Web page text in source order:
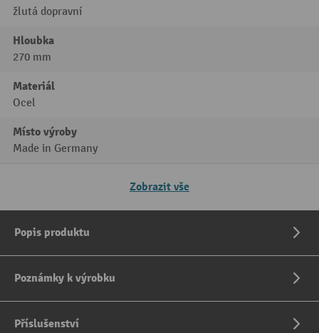
žlutá dopravní
Hloubka
270 mm
Materiál
Ocel
Místo výroby
Made in Germany
Zobrazit vše
Popis produktu
Poznámky k výrobku
Příslušenství